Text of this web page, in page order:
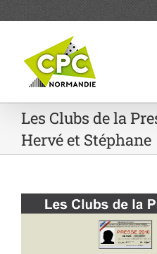
Les Clubs de la
Hervé et Stéphane